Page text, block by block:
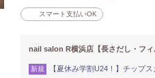
スマート支払いOK
nail salon R横浜店【長さだし・フ
新規 【夏休み学割U24！】チップ